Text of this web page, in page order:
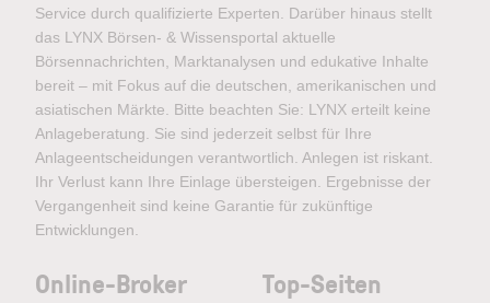
Service durch qualifizierte Experten. Darüber hinaus stellt
das LYNX Börsen- & Wissensportal aktuelle
Börsennachrichten, Marktanalysen und edukative Inhalte
bereit – mit Fokus auf die deutschen, amerikanischen und
asiatischen Märkte. Bitte beachten Sie: LYNX erteilt keine
Anlageberatung. Sie sind jederzeit selbst für Ihre
Anlageentscheidungen verantwortlich. Anlegen ist riskant.
Ihr Verlust kann Ihre Einlage übersteigen. Ergebnisse der
Vergangenheit sind keine Garantie für zukünftige
Entwicklungen.
Online-Broker Top-Seiten